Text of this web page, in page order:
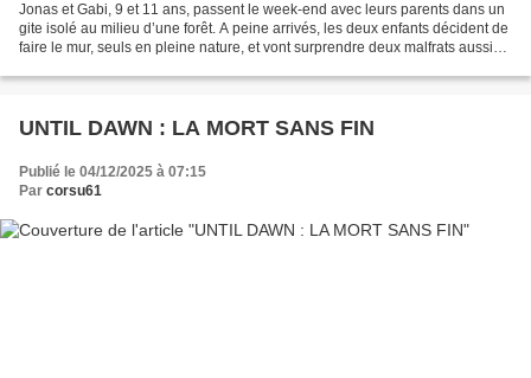
Jonas et Gabi, 9 et 11 ans, passent le week-end avec leurs parents dans un
gite isolé au milieu d’une forêt. A peine arrivés, les deux enfants décident de
faire le mur, seuls en pleine nature, et vont surprendre deux malfrats aussi
UNTIL DAWN : LA MORT SANS FIN
Publié le 04/12/2025 à 07:15
Par corsu61